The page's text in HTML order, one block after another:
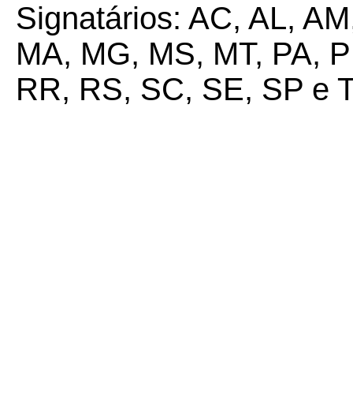
Signatários: AC, AL,
MA, MG, MS, MT, PA,
RR, RS, SC, SE, SP e